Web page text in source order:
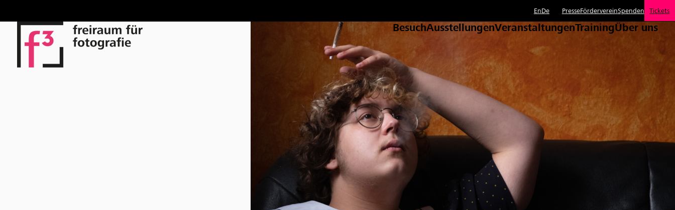
EnDe PresseFördervereinSpenden Tickets
BesuchAusstellungenVeranstaltungenTrainingÜber uns